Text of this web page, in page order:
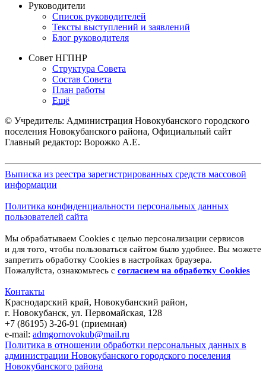
Руководители
Список руководителей
Тексты выступлений и заявлений
Блог руководителя
Совет НГПНР
Структура Совета
Состав Совета
План работы
Ещё
© Учредитель: Администрация Новокубанского городского
поселения Новокубанского района, Официальный сайт
Главный редактор: Ворожко А.Е.
Выписка из реестра зарегистрированных средств массовой
информации
Политика конфиденциальности персональных данных
пользователей сайта
Мы обрабатываем Cookies с целью персонализации сервисов
и для того, чтобы пользоваться сайтом было удобнее. Вы можете
запретить обработку Cookies в настройках браузера.
Пожалуйста, ознакомьтесь с согласием на обработку Cookies
Контакты
Краснодарский край, Новокубанский район,
г. Новокубанск, ул. Первомайская, 128
+7 (86195) 3-26-91 (приемная)
e-mail: admgornovokub@mail.ru
Политика в отношении обработки персональных данных в
администрации Новокубанского городского поселения
Новокубанского района